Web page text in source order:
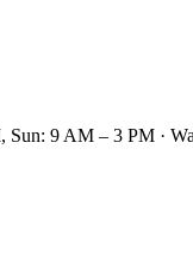
9 AM – 3 PM ·